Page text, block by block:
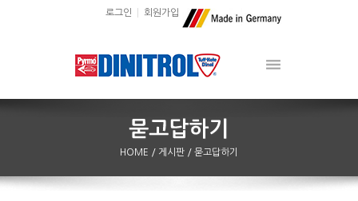
로그인 회원가입
HOME / 게시판 / 묻고답하기